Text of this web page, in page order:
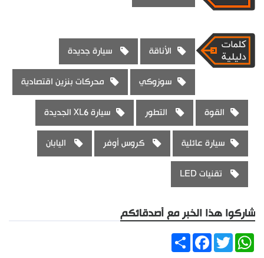
الأناقة سيارة جديدة
سوزوكي محركات بنزين اقتصادية
القوة التطور سيارة XL6 الجديدة
سيارة عائلية كروس أوفر اليابان
تقنيات LED
شاركوا هذا الخبر مع أصدقائكم
ShareFacebookTwitter
WhatsApp